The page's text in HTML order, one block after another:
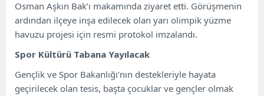
Osman Aşkın Bak’ı makamında ziyaret etti. Görüşmenin
ardından ilçeye inşa edilecek olan yarı olimpik yüzme
havuzu projesi için resmi protokol imzalandı.
Spor Kültürü Tabana Yayılacak
Gençlik ve Spor Bakanlığı’nın destekleriyle hayata
geçirilecek olan tesis, başta çocuklar ve gençler olmak